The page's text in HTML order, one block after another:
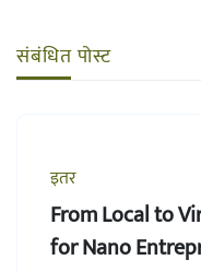
संबंधित पोस्ट
इतर
From Local to
for Nano